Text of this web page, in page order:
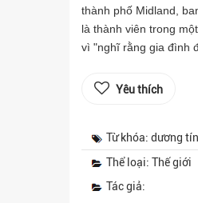
thành phố Midland,
là thành viên trong
vì "nghĩ rằng gia đình
Yêu thích
Từ khóa: dương
Thể loại: Thế giới
Tác giả: